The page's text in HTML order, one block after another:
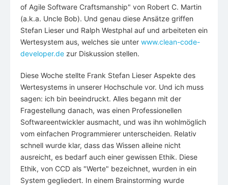
of Agile Software Craftsmanship" von Robert C. Martin
(a.k.a. Uncle Bob). Und genau diese Ansätze griffen
Stefan Lieser und Ralph Westphal auf und arbeiteten ein
Wertesystem aus, welches sie unter www.clean-code-
developer.de zur Diskussion stellen.
Diese Woche stellte Frank Stefan Lieser Aspekte des
Wertesystems in unserer Hochschule vor. Und ich muss
sagen: ich bin beeindruckt. Alles begann mit der
Fragestellung danach, was einen Professionellen
Softwareentwickler ausmacht, und was ihn wohlmöglich
vom einfachen Programmierer unterscheiden. Relativ
schnell wurde klar, dass das Wissen alleine nicht
ausreicht, es bedarf auch einer gewissen Ethik. Diese
Ethik, von CCD als "Werte" bezeichnet, wurden in ein
System gegliedert. In einem Brainstorming wurde